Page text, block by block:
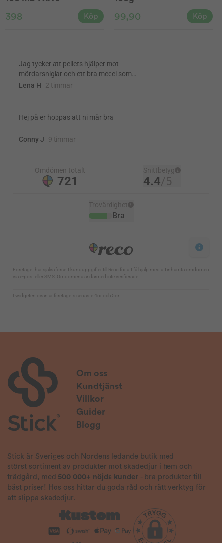
398 Köp 99,90 Köp
Om oss
Kundtjänst
Villkor
Guider
Blogg
Stick är Sveriges och Nordens ledande butik med
störst sortiment av produkter mot skadedjur i hem och
trädgård, med 500 000+ nöjda kunder - bra produkter till
bäst priser! Hos oss hittar du goda råd och rätt verktyg för
att slippa skadedjur.